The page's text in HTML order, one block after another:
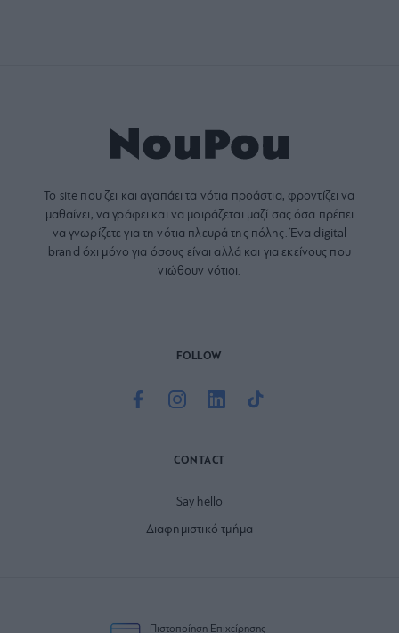
Το site που ζει και αγαπάει τα νότια προάστια, φροντίζει να
μαθαίνει, να γράφει και να μοιράζεται μαζί σας όσα πρέπει
να γνωρίζετε για τη νότια πλευρά της πόλης. Ένα digital
brand όχι μόνο για όσους είναι αλλά και για εκείνους που
νιώθουν νότιοι.
FOLLOW
CONTACT
Say hello
Διαφημιστικό τμήμα
Πιστοποίηση Επιχείρησης